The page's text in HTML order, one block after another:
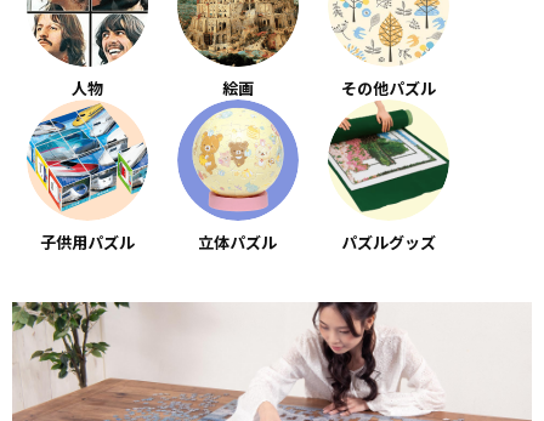
人物 絵画 その他パズル
子供用パズル 立体パズル パズルグッズ